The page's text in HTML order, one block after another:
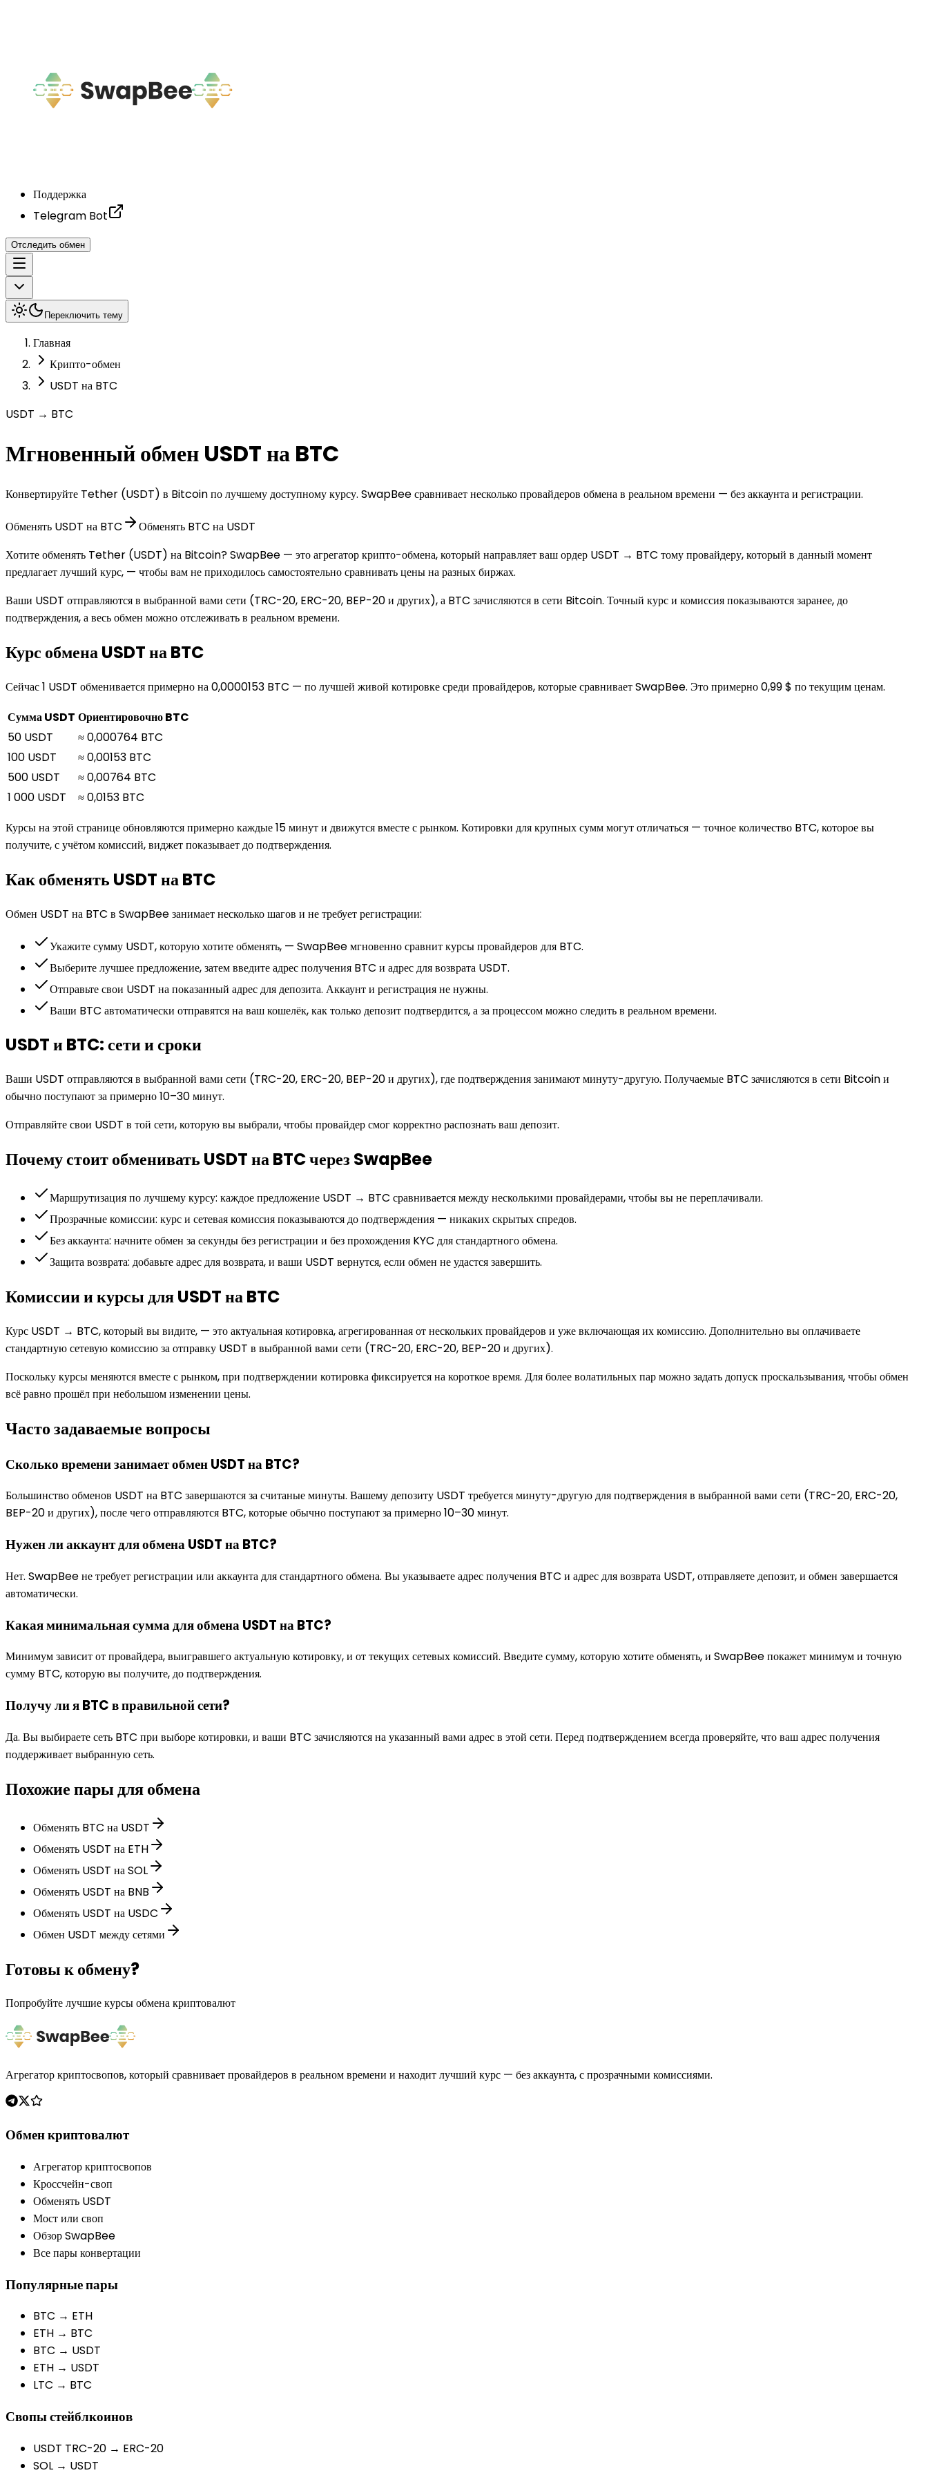
Поддержка
Telegram Bot
Отследить обмен
Переключить тему
Главная
Крипто-обмен
USDT на BTC
USDT → BTC
Мгновенный обмен USDT на BTC
Конвертируйте Tether (USDT) в Bitcoin по лучшему доступному курсу. SwapBee сравнивает несколько провайдеров обмена в реальном времени — без аккаунта и регистрации.
Обменять USDT на BTC
Обменять BTC на USDT
Хотите обменять Tether (USDT) на Bitcoin? SwapBee — это агрегатор крипто-обмена, который направляет ваш ордер USDT → BTC тому провайдеру, который в данный момент
предлагает лучший курс, — чтобы вам не приходилось самостоятельно сравнивать цены на разных биржах.
Ваши USDT отправляются в выбранной вами сети (TRC-20, ERC-20, BEP-20 и других), а BTC зачисляются в сети Bitcoin. Точный курс и комиссия показываются заранее, до
подтверждения, а весь обмен можно отслеживать в реальном времени.
Курс обмена USDT на BTC
Сейчас 1 USDT обменивается примерно на 0,0000153 BTC — по лучшей живой котировке среди провайдеров, которые сравнивает SwapBee. Это примерно 0,99 $ по текущим ценам.
Сумма USDT Ориентировочно BTC
50 USDT
≈ 0,000764 BTC
100 USDT
≈ 0,00153 BTC
500 USDT
≈ 0,00764 BTC
1 000 USDT
≈ 0,0153 BTC
Курсы на этой странице обновляются примерно каждые 15 минут и движутся вместе с рынком. Котировки для крупных сумм могут отличаться — точное количество BTC, которое вы
получите, с учётом комиссий, виджет показывает до подтверждения.
Как обменять USDT на BTC
Обмен USDT на BTC в SwapBee занимает несколько шагов и не требует регистрации:
Укажите сумму USDT, которую хотите обменять, — SwapBee мгновенно сравнит курсы провайдеров для BTC.
Выберите лучшее предложение, затем введите адрес получения BTC и адрес для возврата USDT.
Отправьте свои USDT на показанный адрес для депозита. Аккаунт и регистрация не нужны.
Ваши BTC автоматически отправятся на ваш кошелёк, как только депозит подтвердится, а за процессом можно следить в реальном времени.
USDT и BTC: сети и сроки
Ваши USDT отправляются в выбранной вами сети (TRC-20, ERC-20, BEP-20 и других), где подтверждения занимают минуту-другую. Получаемые BTC зачисляются в сети Bitcoin и
обычно поступают за примерно 10–30 минут.
Отправляйте свои USDT в той сети, которую вы выбрали, чтобы провайдер смог корректно распознать ваш депозит.
Почему стоит обменивать USDT на BTC через SwapBee
Маршрутизация по лучшему курсу: каждое предложение USDT → BTC сравнивается между несколькими провайдерами, чтобы вы не переплачивали.
Прозрачные комиссии: курс и сетевая комиссия показываются до подтверждения — никаких скрытых спредов.
Без аккаунта: начните обмен за секунды без регистрации и без прохождения KYC для стандартного обмена.
Защита возврата: добавьте адрес для возврата, и ваши USDT вернутся, если обмен не удастся завершить.
Комиссии и курсы для USDT на BTC
Курс USDT → BTC, который вы видите, — это актуальная котировка, агрегированная от нескольких провайдеров и уже включающая их комиссию. Дополнительно вы оплачиваете
стандартную сетевую комиссию за отправку USDT в выбранной вами сети (TRC-20, ERC-20, BEP-20 и других).
Поскольку курсы меняются вместе с рынком, при подтверждении котировка фиксируется на короткое время. Для более волатильных пар можно задать допуск проскальзывания, чтобы обмен
всё равно прошёл при небольшом изменении цены.
Часто задаваемые вопросы
Сколько времени занимает обмен USDT на BTC?
Большинство обменов USDT на BTC завершаются за считаные минуты. Вашему депозиту USDT требуется минуту-другую для подтверждения в выбранной вами сети (TRC-20, ERC-20,
BEP-20 и других), после чего отправляются BTC, которые обычно поступают за примерно 10–30 минут.
Нужен ли аккаунт для обмена USDT на BTC?
Нет. SwapBee не требует регистрации или аккаунта для стандартного обмена. Вы указываете адрес получения BTC и адрес для возврата USDT, отправляете депозит, и обмен завершается
автоматически.
Какая минимальная сумма для обмена USDT на BTC?
Минимум зависит от провайдера, выигравшего актуальную котировку, и от текущих сетевых комиссий. Введите сумму, которую хотите обменять, и SwapBee покажет минимум и точную
сумму BTC, которую вы получите, до подтверждения.
Получу ли я BTC в правильной сети?
Да. Вы выбираете сеть BTC при выборе котировки, и ваши BTC зачисляются на указанный вами адрес в этой сети. Перед подтверждением всегда проверяйте, что ваш адрес получения
поддерживает выбранную сеть.
Похожие пары для обмена
Обменять BTC на USDT
Обменять USDT на ETH
Обменять USDT на SOL
Обменять USDT на BNB
Обменять USDT на USDC
Обмен USDT между сетями
Готовы к обмену?
Попробуйте лучшие курсы обмена криптовалют
Агрегатор криптосвопов, который сравнивает провайдеров в реальном времени и находит лучший курс — без аккаунта, с прозрачными комиссиями.
Обмен криптовалют
Агрегатор криптосвопов
Кроссчейн-своп
Обменять USDT
Мост или своп
Обзор SwapBee
Все пары конвертации
Популярные пары
BTC → ETH
ETH → BTC
BTC → USDT
ETH → USDT
LTC → BTC
Свопы стейблкоинов
USDT TRC-20 → ERC-20
SOL → USDT